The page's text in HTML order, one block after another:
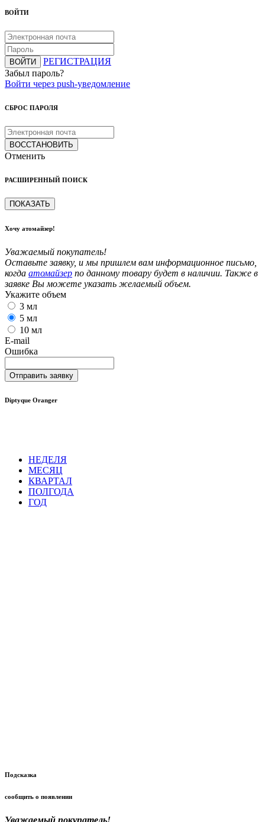
ВОЙТИ
ВОЙТИ
РЕГИСТРАЦИЯ
Забыл пароль?
Войти через push-уведомление
СБРОС ПАРОЛЯ
ВОССТАНОВИТЬ
Отменить
РАСШИРЕННЫЙ ПОИСК
ПОКАЗАТЬ
Хочу атомайзер!
Уважаемый покупатель!
Оставьте заявку, и мы пришлем вам информационное письмо,
когда атомайзер по данному товару будет в наличии. Также в
заявке Вы можете указать желаемый объем.
Укажите объем
3 мл
5 мл
10 мл
E-mail
Ошибка
Отправить заявку
Diptyque Oranger
НЕДЕЛЯ
МЕСЯЦ
КВАРТАЛ
ПОЛГОДА
ГОД
Подсказка
сообщить о появлении